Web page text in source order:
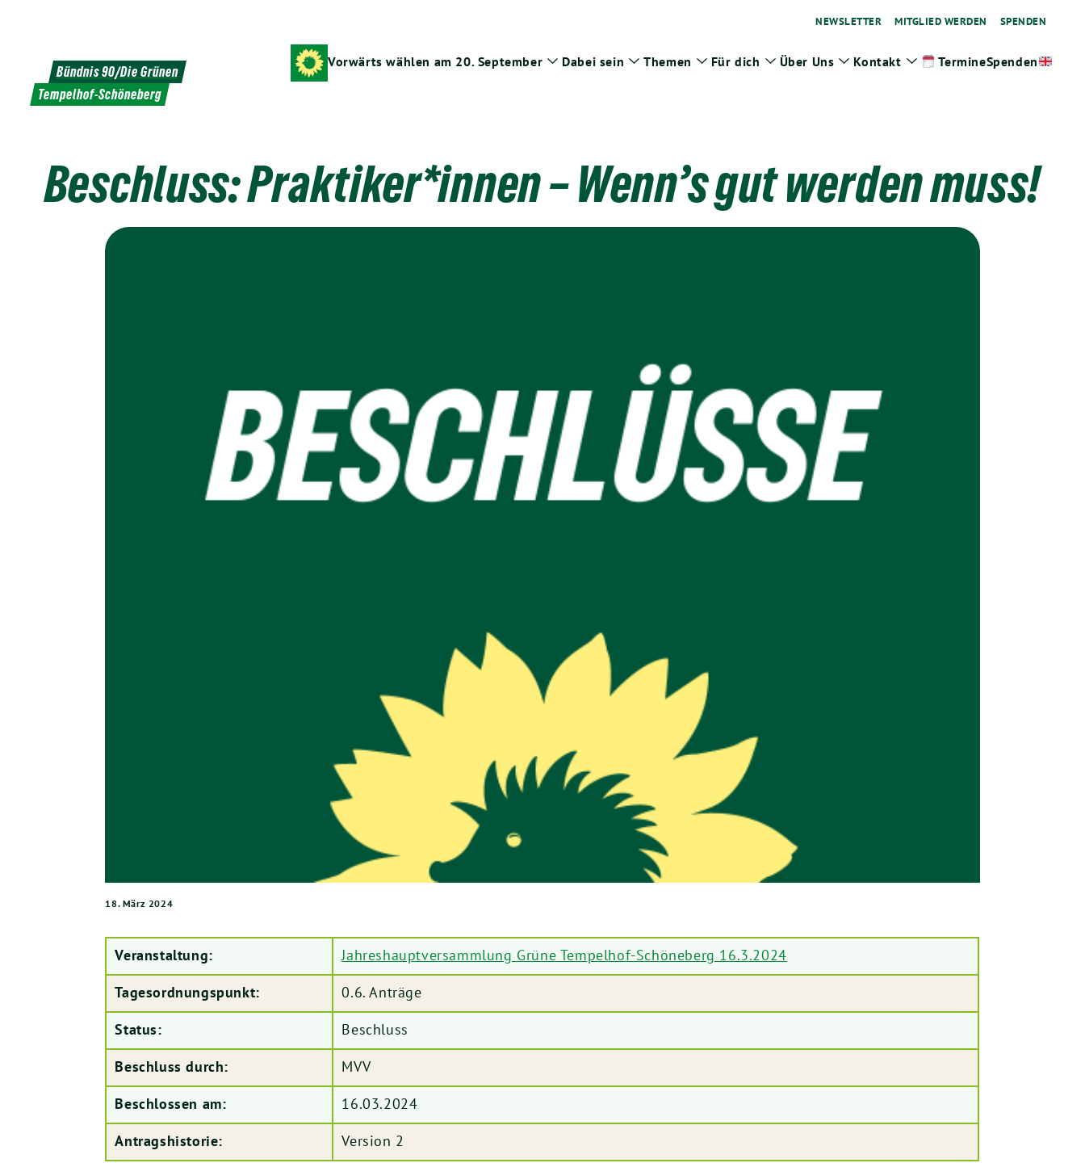
NEWSLETTER MITGLIED WERDEN SPENDEN
Bündnis 90/Die Grünen
Tempelhof-Schöneberg
Vorwärts wählen am 20. September Zeige
Dabei sein
Zeige
Themen
Zeige
Für dich
Zeige
Über Uns Zeige
Kontakt ZeigeTermineSpenden
Beschluss: Praktiker*innen – Wenn’s gut werden muss!
18. März 2024
Veranstaltung:
Jahreshauptversammlung Grüne Tempelhof-Schöneberg 16.3.2024
Tagesordnungspunkt:
0.6. Anträge
Status:
Beschluss
Beschluss durch:
MVV
Beschlossen am:
16.03.2024
Antragshistorie:
Version 2